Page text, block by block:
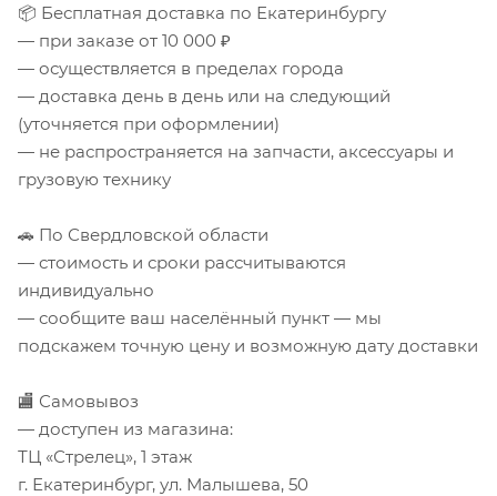
📦 Бесплатная доставка по Екатеринбургу
— при заказе от 10 000 ₽
— осуществляется в пределах города
— доставка день в день или на следующий
(уточняется при оформлении)
— не распространяется на запчасти, аксессуары и
грузовую технику
🚗 По Свердловской области
— стоимость и сроки рассчитываются
индивидуально
— сообщите ваш населённый пункт — мы
подскажем точную цену и возможную дату доставки
🏬 Самовывоз
— доступен из магазина:
ТЦ «Стрелец», 1 этаж
г. Екатеринбург, ул. Малышева, 50